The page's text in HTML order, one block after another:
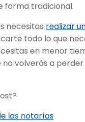
forma tradicional.
necesitas realizar
todo lo que
en menor
volverás a
las notarías